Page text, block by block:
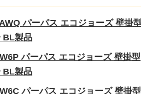
パーパス エコジョーズ 壁掛
BL製品
パーパス エコジョーズ 壁掛型
BL製品
パーパス エコジョーズ 壁掛型